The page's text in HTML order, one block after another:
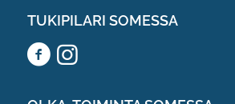
TUKIPILARI SOMESSA